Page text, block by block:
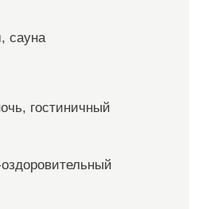
сауна
гостиничный